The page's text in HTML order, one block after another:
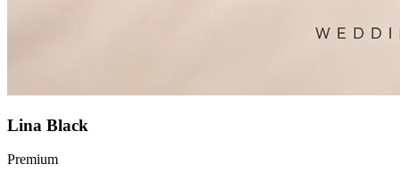
Lina Black
Premium